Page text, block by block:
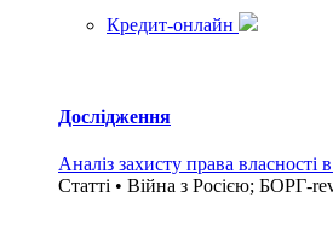
Кредит-онлайн
Дослідження
Аналіз захисту права власності
Статті • Війна з Росією; БОРГ-